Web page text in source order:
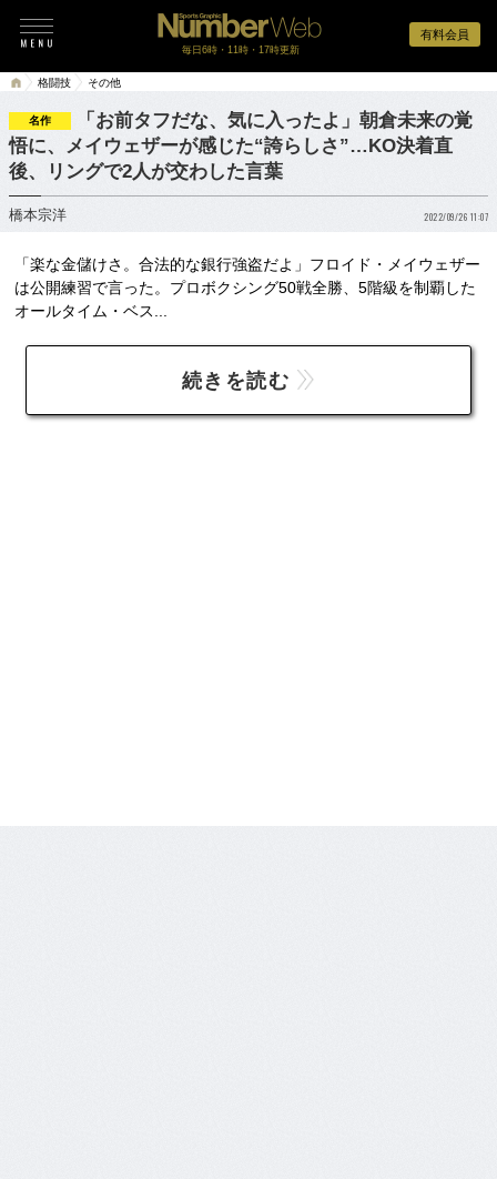
有料会員
毎日6時・11時・17時更新
格闘技 その他
名作
「お前タフだな、気に入ったよ」朝倉未来の覚
悟に、メイウェザーが感じた“誇らしさ”…KO決着直
後、リングで2人が交わした言葉
橋本宗洋 2022/09/26 11:07
「楽な金儲けさ。合法的な銀行強盗だよ」フロイド・メイウェザー
は公開練習で言った。プロボクシング50戦全勝、5階級を制覇した
オールタイム・ベス...
続きを読む